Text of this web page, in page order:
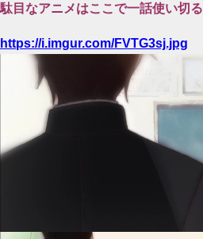
駄目なアニメはここで一話使い切る
https://i.imgur.com/FVTG3sj.jpg